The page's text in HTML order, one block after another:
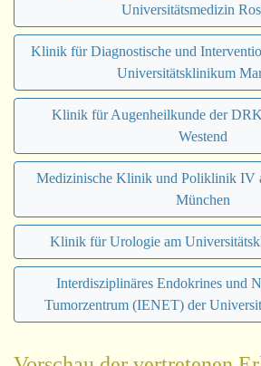
Universitätsmedizin
Klinik für Diagnostische und
Universitätsklinikum
Klinik für Augenheilkunde der
Westend
Medizinische Klinik und Poliklinik
München
Klinik für Urologie am
Interdisziplinäres Endokrines und
Tumorzentrum (IENET) der